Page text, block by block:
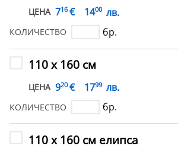
ЦЕНА 716 € 1400 лв.
КОЛИЧЕСТВО бр.
110 х 160 см
ЦЕНА 920 € 1799 лв.
КОЛИЧЕСТВО бр.
110 х 160 см елипса